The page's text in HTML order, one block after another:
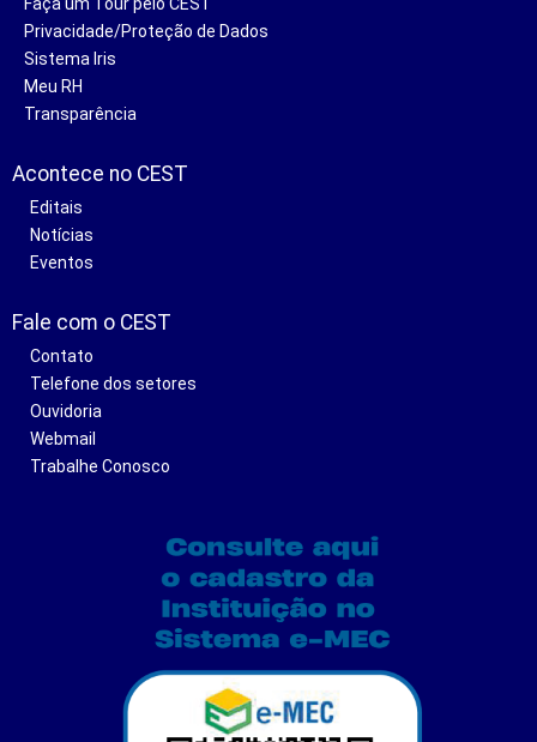
Privacidade/Proteção de Dados
Sistema Iris
Meu RH
Transparência
Acontece no CEST
Editais
Notícias
Eventos
Fale com o CEST
Contato
Telefone dos setores
Ouvidoria
Webmail
Trabalhe Conosco